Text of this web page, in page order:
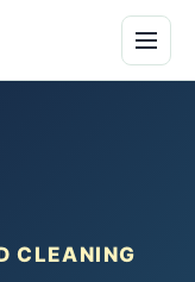
CLEANING